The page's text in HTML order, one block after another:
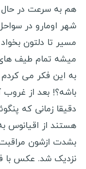
هم به سرعت در
شهر اومارو در
مسیر تا دلتون
میشه تمام طیف
به این فکر می
باشه؟! بعد از غروب
دقیقا زمانی که
هستند از اقیانوس
بشدت ازشون
نزدیک شد. عکس با